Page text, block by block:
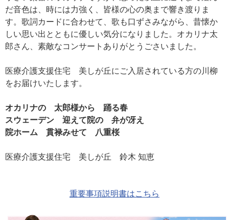
だ音色は、時には力強く、皆様の心の奥まで響き渡りま
す。歌詞カードに合わせて、歌も口ずさみながら、昔懐か
しい思い出とともに優しい気分になりました。オカリナ太
郎さん、素敵なコンサートありがとうごさいました。
医療介護支援住宅 美しが丘にご入居されている方の川柳
をお届けいたします。
オカリナの 太郎様から 踊る春
スウェーデン 迎えて院の 弁が冴え
院ホーム 貫禄みせて 八重桜
医療介護支援住宅 美しが丘 鈴木 知恵
重要事項説明書はこちら